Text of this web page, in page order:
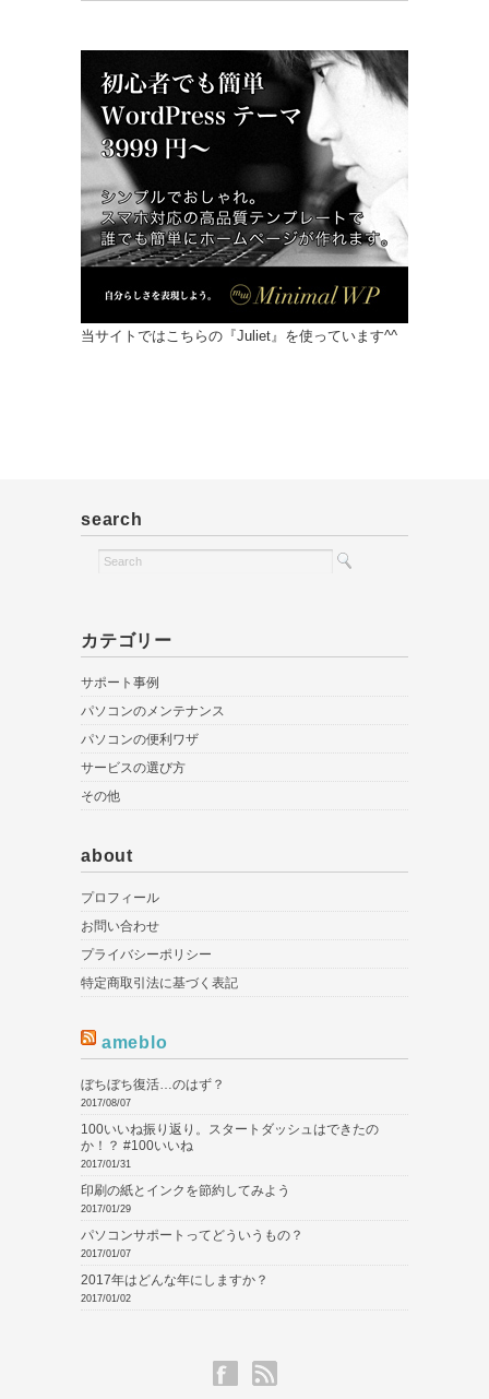
当サイトではこちらの『Juliet』を使っています^^
search
カテゴリー
サポート事例
パソコンのメンテナンス
パソコンの便利ワザ
サービスの選び方
その他
about
プロフィール
お問い合わせ
プライバシーポリシー
特定商取引法に基づく表記
ameblo
ぼちぼち復活…のはず？
2017/08/07
100いいね振り返り。スタートダッシュはできたの
か！？ #100いいね
2017/01/31
印刷の紙とインクを節約してみよう
2017/01/29
パソコンサポートってどういうもの？
2017/01/07
2017年はどんな年にしますか？
2017/01/02